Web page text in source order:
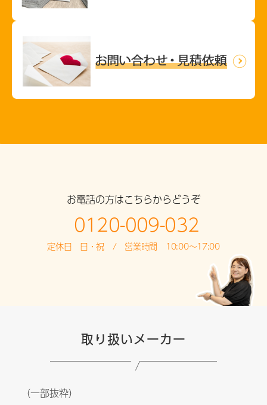
お電話の方はこちらからどうぞ
0120-009-032
定休日 日・祝 / 営業時間 10:00～17:00
取り扱いメーカー
（一部抜粋）